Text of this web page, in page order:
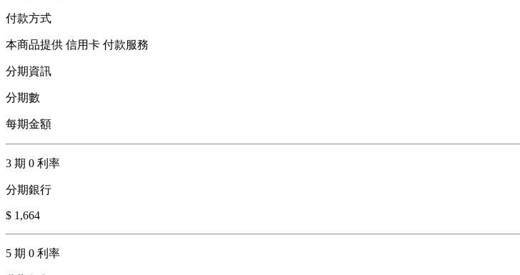
付款方式
本商品提供 信用卡 付款服務
分期資訊
分期數
每期金額
3 期 0 利率
分期銀行
$ 1,664
5 期 0 利率